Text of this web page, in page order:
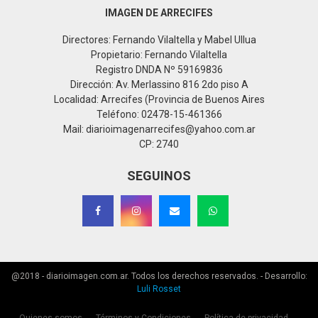
IMAGEN DE ARRECIFES
Directores: Fernando Vilaltella y Mabel Ullua
Propietario: Fernando Vilaltella
Registro DNDA Nº 59169836
Dirección: Av. Merlassino 816 2do piso A
Localidad: Arrecifes (Provincia de Buenos Aires
Teléfono: 02478-15-461366
Mail: diarioimagenarrecifes@yahoo.com.ar
CP: 2740
SEGUINOS
@2018 - diarioimagen.com.ar. Todos los derechos reservados. - Desarrollo:
Luli Rosset